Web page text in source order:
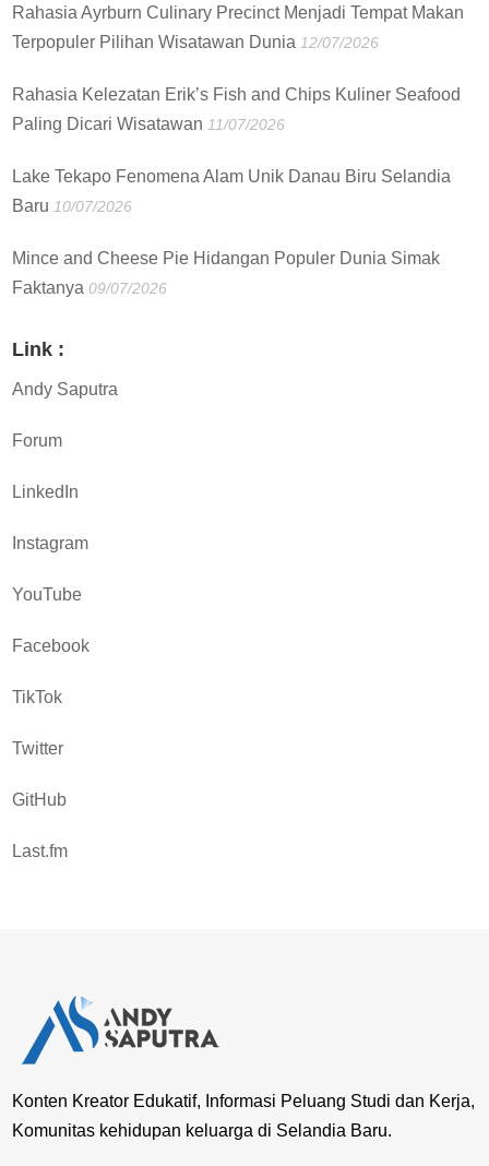
Rahasia Ayrburn Culinary Precinct Menjadi Tempat Makan
Terpopuler Pilihan Wisatawan Dunia 12/07/2026
Rahasia Kelezatan Erik’s Fish and Chips Kuliner Seafood
Paling Dicari Wisatawan 11/07/2026
Lake Tekapo Fenomena Alam Unik Danau Biru Selandia
Baru 10/07/2026
Mince and Cheese Pie Hidangan Populer Dunia Simak
Faktanya 09/07/2026
Link :
Andy Saputra
Forum
LinkedIn
Instagram
YouTube
Facebook
TikTok
Twitter
GitHub
Last.fm
Konten Kreator Edukatif, Informasi Peluang Studi dan Kerja,
Komunitas kehidupan keluarga di Selandia Baru.